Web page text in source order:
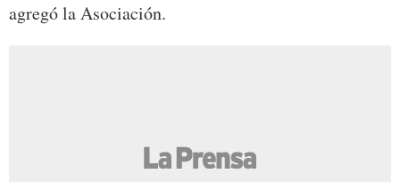
agregó la Asociación.